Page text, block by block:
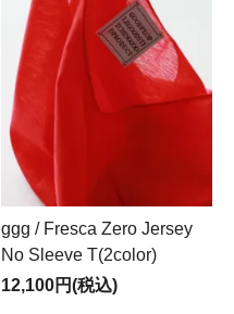
ggg / Fresca Zero Jersey
No Sleeve T(2color)
12,100円(税込)